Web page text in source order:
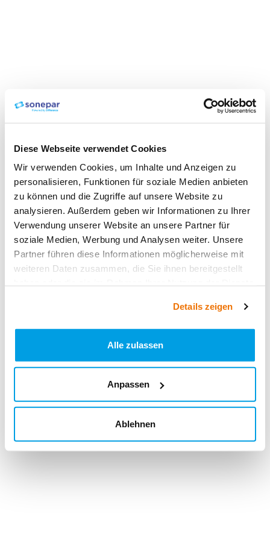
Diese Webseite verwendet Cookies
Wir verwenden Cookies, um Inhalte und Anzeigen zu
personalisieren, Funktionen für soziale Medien anbieten
zu können und die Zugriffe auf unsere Website zu
analysieren. Außerdem geben wir Informationen zu Ihrer
Verwendung unserer Website an unsere Partner für
soziale Medien, Werbung und Analysen weiter. Unsere
Partner führen diese Informationen möglicherweise mit
weiteren Daten zusammen, die Sie ihnen bereitgestellt
Details zeigen
Alle zulassen
Anpassen
Ablehnen